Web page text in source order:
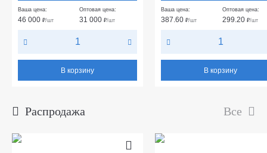
Ваша цена:
46 000 ₽/шт
Оптовая цена:
31 000 ₽/шт
В корзину
Ваша цена:
387.60 ₽/шт
Оптовая цена:
299.20 ₽/шт
В корзину
Распродажа Все